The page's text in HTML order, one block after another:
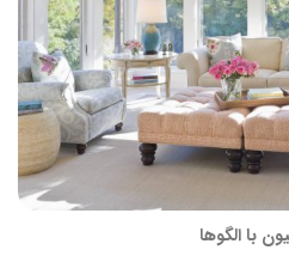
با الگوها